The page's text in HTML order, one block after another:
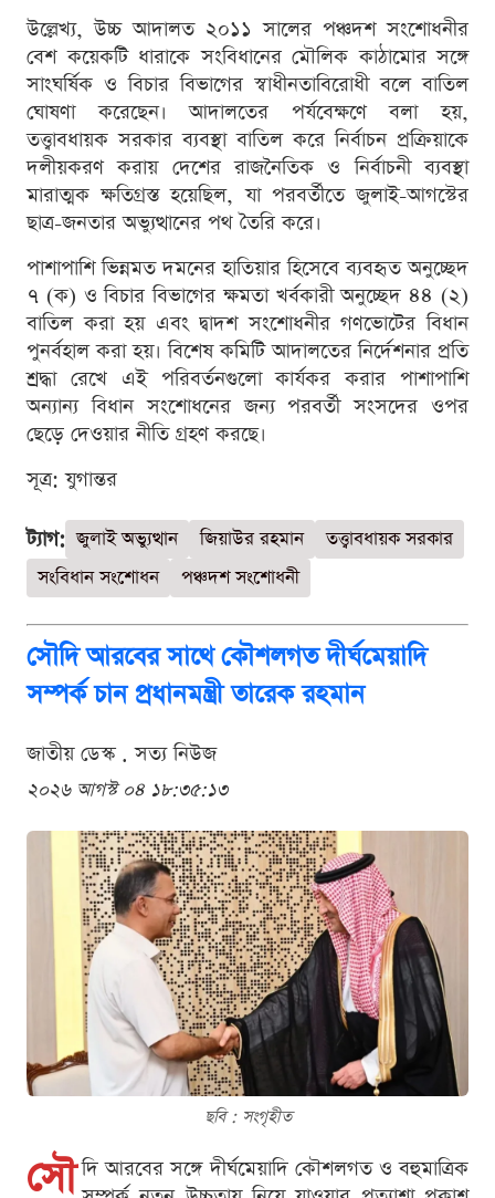
উল্লেখ্য, উচ্চ আদালত ২০১১ সালের পঞ্চদশ সংশোধনীর
বেশ কয়েকটি ধারাকে সংবিধানের মৌলিক কাঠামোর সঙ্গে
সাংঘর্ষিক ও বিচার বিভাগের স্বাধীনতাবিরোধী বলে বাতিল
ঘোষণা করেছেন। আদালতের পর্যবেক্ষণে বলা হয়,
তত্ত্বাবধায়ক সরকার ব্যবস্থা বাতিল করে নির্বাচন প্রক্রিয়াকে
দলীয়করণ করায় দেশের রাজনৈতিক ও নির্বাচনী ব্যবস্থা
মারাত্মক ক্ষতিগ্রস্ত হয়েছিল, যা পরবর্তীতে জুলাই-আগস্টের
ছাত্র-জনতার অভ্যুত্থানের পথ তৈরি করে।
পাশাপাশি ভিন্নমত দমনের হাতিয়ার হিসেবে ব্যবহৃত অনুচ্ছেদ
৭ (ক) ও বিচার বিভাগের ক্ষমতা খর্বকারী অনুচ্ছেদ ৪৪ (২)
বাতিল করা হয় এবং দ্বাদশ সংশোধনীর গণভোটের বিধান
পুনর্বহাল করা হয়। বিশেষ কমিটি আদালতের নির্দেশনার প্রতি
শ্রদ্ধা রেখে এই পরিবর্তনগুলো কার্যকর করার পাশাপাশি
অন্যান্য বিধান সংশোধনের জন্য পরবর্তী সংসদের ওপর
ছেড়ে দেওয়ার নীতি গ্রহণ করছে।
সূত্র: যুগান্তর
ট্যাগ: জুলাই অভ্যুত্থান জিয়াউর রহমান
তত্ত্বাবধায়ক সরকার
সংবিধান সংশোধন
পঞ্চদশ সংশোধনী
সৌদি আরবের সাথে কৌশলগত দীর্ঘমেয়াদি
সম্পর্ক চান প্রধানমন্ত্রী তারেক রহমান
জাতীয় ডেস্ক . সত্য নিউজ
২০২৬ আগস্ট ০৪ ১৮:৩৫:১৩
ছবি : সংগৃহীত
সৌ দি আরবের সঙ্গে দীর্ঘমেয়াদি কৌশলগত ও বহুমাত্রিক